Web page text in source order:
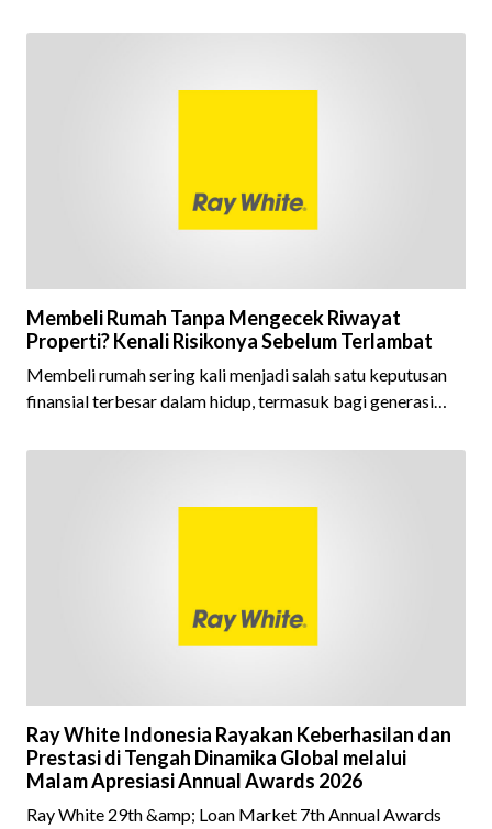
ini menjadi semakin istimewa karena Ray White Indonesia
tahun berturut-turut, sebuah bukti nyata atas konsistensi,
Membeli Rumah Tanpa Mengecek Riwayat
Properti? Kenali Risikonya Sebelum Terlambat
Membeli rumah sering kali menjadi salah satu keputusan
finansial terbesar dalam hidup, termasuk bagi generasi
kepemilikan hunian maupun investasi properti. Namun
fokus pada harga atau lokasi tanpa memperhatikan
Ray White Indonesia Rayakan Keberhasilan dan
Prestasi di Tengah Dinamika Global melalui
Malam Apresiasi Annual Awards 2026
Ray White 29th &amp; Loan Market 7th Annual Awards